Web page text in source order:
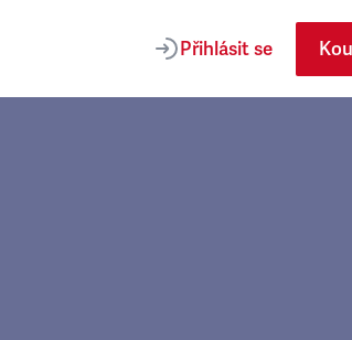
Přihlásit se